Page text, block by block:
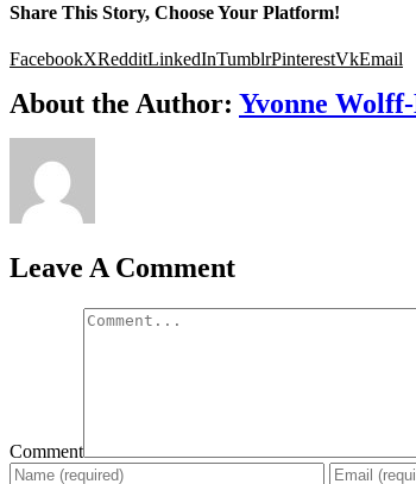
Share This Story, Choose Your Platform!
FacebookXRedditLinkedInTumblrPinterestVkEmail
About the Author: Yvonne
Leave A Comment
Comment